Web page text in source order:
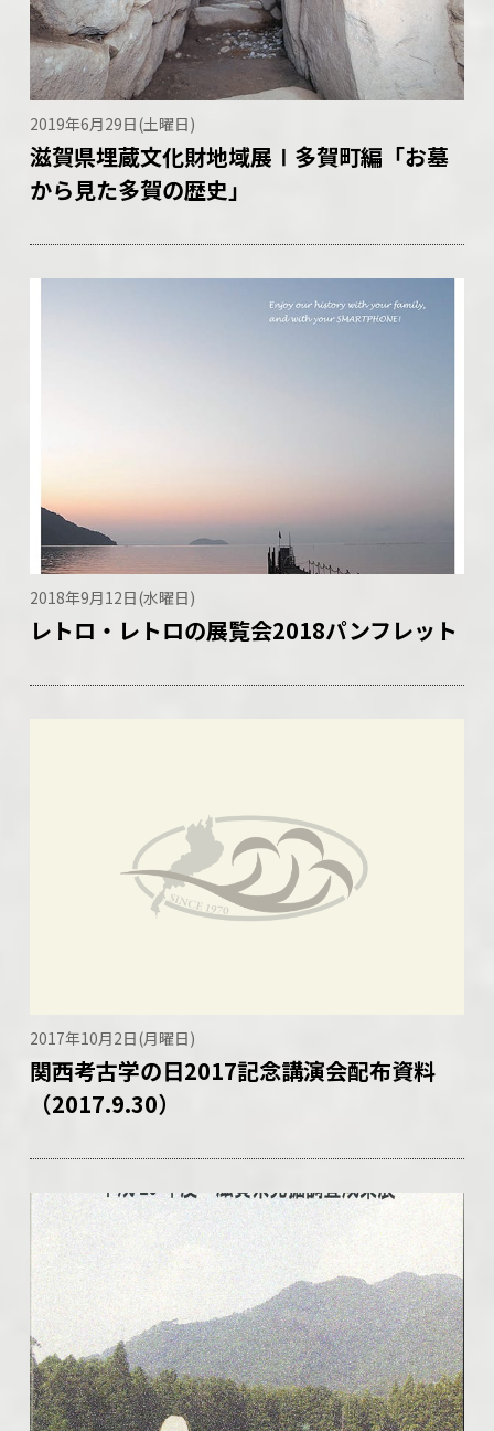
2019年6月29日(土曜日)
滋賀県埋蔵文化財地域展Ⅰ多賀町編「お墓
から見た多賀の歴史」
2018年9月12日(水曜日)
レトロ・レトロの展覧会2018パンフレット
2017年10月2日(月曜日)
関西考古学の日2017記念講演会配布資料
（2017.9.30）